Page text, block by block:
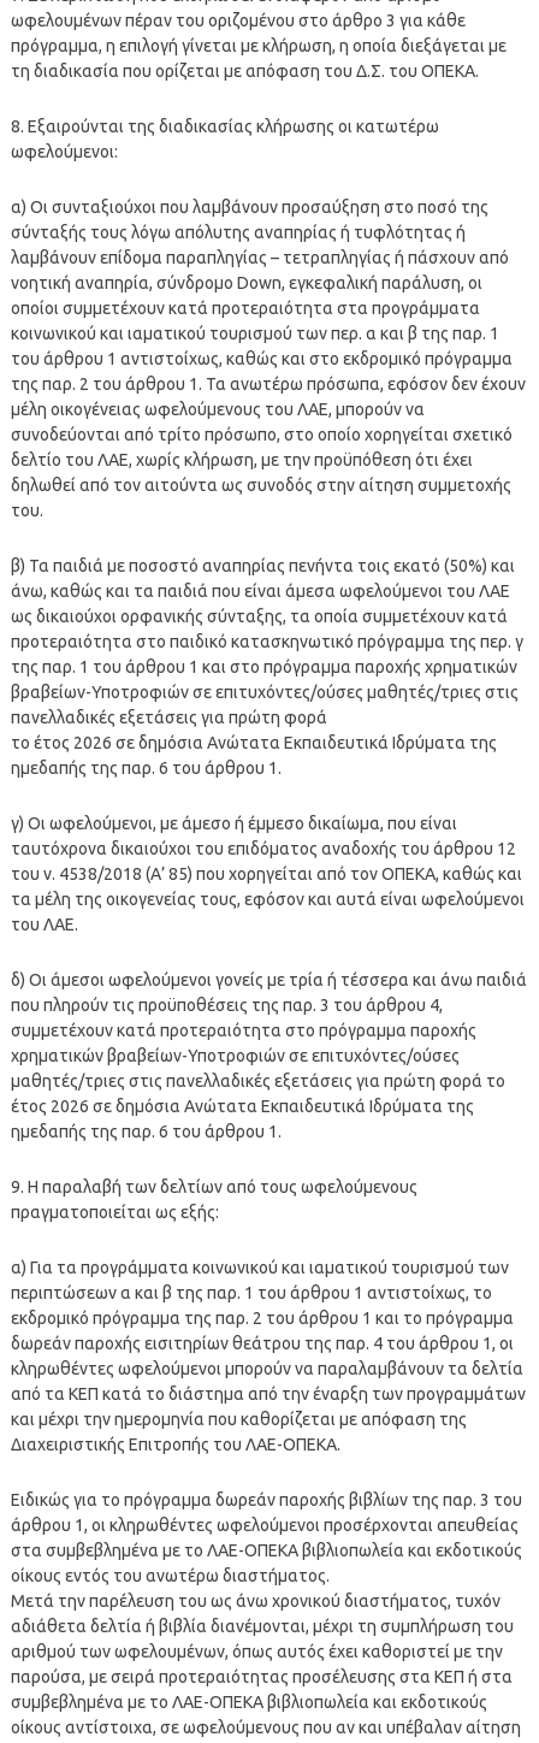
ωφελουμένων πέραν του οριζομένου στο άρθρο 3 για κάθε
πρόγραμμα, η επιλογή γίνεται με κλήρωση, η οποία διεξάγεται με
τη διαδικασία που ορίζεται με απόφαση του Δ.Σ. του ΟΠΕΚΑ.
8. Εξαιρούνται της διαδικασίας κλήρωσης οι κατωτέρω
ωφελούμενοι:
α) Οι συνταξιούχοι που λαμβάνουν προσαύξηση στο ποσό της
σύνταξής τους λόγω απόλυτης αναπηρίας ή τυφλότητας ή
λαμβάνουν επίδομα παραπληγίας – τετραπληγίας ή πάσχουν από
νοητική αναπηρία, σύνδρομο Down, εγκεφαλική παράλυση, οι
οποίοι συμμετέχουν κατά προτεραιότητα στα προγράμματα
κοινωνικού και ιαματικού τουρισμού των περ. α και β της παρ. 1
του άρθρου 1 αντιστοίχως, καθώς και στο εκδρομικό πρόγραμμα
της παρ. 2 του άρθρου 1. Τα ανωτέρω πρόσωπα, εφόσον δεν έχουν
μέλη οικογένειας ωφελούμενους του ΛΑΕ, μπορούν να
συνοδεύονται από τρίτο πρόσωπο, στο οποίο χορηγείται σχετικό
δελτίο του ΛΑΕ, χωρίς κλήρωση, με την προϋπόθεση ότι έχει
δηλωθεί από τον αιτούντα ως συνοδός στην αίτηση συμμετοχής
του.
β) Τα παιδιά με ποσοστό αναπηρίας πενήντα τοις εκατό (50%) και
άνω, καθώς και τα παιδιά που είναι άμεσα ωφελούμενοι του ΛΑΕ
ως δικαιούχοι ορφανικής σύνταξης, τα οποία συμμετέχουν κατά
προτεραιότητα στο παιδικό κατασκηνωτικό πρόγραμμα της περ. γ
της παρ. 1 του άρθρου 1 και στο πρόγραμμα παροχής χρηματικών
βραβείων-Υποτροφιών σε επιτυχόντες/ούσες μαθητές/τριες στις
πανελλαδικές εξετάσεις για πρώτη φορά
το έτος 2026 σε δημόσια Ανώτατα Εκπαιδευτικά Ιδρύματα της
ημεδαπής της παρ. 6 του άρθρου 1.
γ) Οι ωφελούμενοι, με άμεσο ή έμμεσο δικαίωμα, που είναι
ταυτόχρονα δικαιούχοι του επιδόματος αναδοχής του άρθρου 12
του ν. 4538/2018 (Α’ 85) που χορηγείται από τον ΟΠΕΚΑ, καθώς και
τα μέλη της οικογενείας τους, εφόσον και αυτά είναι ωφελούμενοι
του ΛΑΕ.
δ) Οι άμεσοι ωφελούμενοι γονείς με τρία ή τέσσερα και άνω παιδιά
που πληρούν τις προϋποθέσεις της παρ. 3 του άρθρου 4,
συμμετέχουν κατά προτεραιότητα στο πρόγραμμα παροχής
χρηματικών βραβείων-Υποτροφιών σε επιτυχόντες/ούσες
μαθητές/τριες στις πανελλαδικές εξετάσεις για πρώτη φορά το
έτος 2026 σε δημόσια Ανώτατα Εκπαιδευτικά Ιδρύματα της
ημεδαπής της παρ. 6 του άρθρου 1.
9. Η παραλαβή των δελτίων από τους ωφελούμενους
πραγματοποιείται ως εξής:
α) Για τα προγράμματα κοινωνικού και ιαματικού τουρισμού των
περιπτώσεων α και β της παρ. 1 του άρθρου 1 αντιστοίχως, το
εκδρομικό πρόγραμμα της παρ. 2 του άρθρου 1 και το πρόγραμμα
δωρεάν παροχής εισιτηρίων θεάτρου της παρ. 4 του άρθρου 1, οι
κληρωθέντες ωφελούμενοι μπορούν να παραλαμβάνουν τα δελτία
από τα ΚΕΠ κατά το διάστημα από την έναρξη των προγραμμάτων
και μέχρι την ημερομηνία που καθορίζεται με απόφαση της
Διαχειριστικής Επιτροπής του ΛΑΕ-ΟΠΕΚΑ.
Ειδικώς για το πρόγραμμα δωρεάν παροχής βιβλίων της παρ. 3 του
άρθρου 1, οι κληρωθέντες ωφελούμενοι προσέρχονται απευθείας
στα συμβεβλημένα με το ΛΑΕ-ΟΠΕΚΑ βιβλιοπωλεία και εκδοτικούς
οίκους εντός του ανωτέρω διαστήματος.
Μετά την παρέλευση του ως άνω χρονικού διαστήματος, τυχόν
αδιάθετα δελτία ή βιβλία διανέμονται, μέχρι τη συμπλήρωση του
αριθμού των ωφελουμένων, όπως αυτός έχει καθοριστεί με την
παρούσα, με σειρά προτεραιότητας προσέλευσης στα ΚΕΠ ή στα
συμβεβλημένα με το ΛΑΕ-ΟΠΕΚΑ βιβλιοπωλεία και εκδοτικούς
οίκους αντίστοιχα, σε ωφελούμενους που αν και υπέβαλαν αίτηση